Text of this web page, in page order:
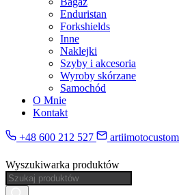
Enduristan
Forkshields
Inne
Naklejki
Szyby i akcesoria
Wyroby skórzane
Samochód
O Mnie
Kontakt
+48 600 212 527
Wyszukiwarka produktów